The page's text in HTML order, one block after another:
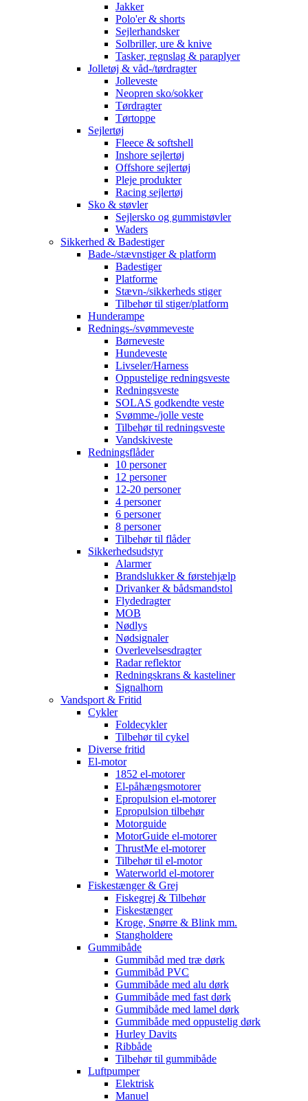
Jakker
Polo'er & shorts
Sejlerhandsker
Solbriller, ure & knive
Tasker, regnslag & paraplyer
Jolletøj & våd-/tørdragter
Jolleveste
Neopren sko/sokker
Tørdragter
Tørtoppe
Sejlertøj
Fleece & softshell
Inshore sejlertøj
Offshore sejlertøj
Pleje produkter
Racing sejlertøj
Sko & støvler
Sejlersko og gummistøvler
Waders
Sikkerhed & Badestiger
Bade-/stævnstiger & platform
Badestiger
Platforme
Stævn-/sikkerheds stiger
Tilbehør til stiger/platform
Hunderampe
Rednings-/svømmeveste
Børneveste
Hundeveste
Livseler/Harness
Oppustelige redningsveste
Redningsveste
SOLAS godkendte veste
Svømme-/jolle veste
Tilbehør til redningsveste
Vandskiveste
Redningsflåder
10 personer
12 personer
12-20 personer
4 personer
6 personer
8 personer
Tilbehør til flåder
Sikkerhedsudstyr
Alarmer
Brandslukker & førstehjælp
Drivanker & bådsmandstol
Flydedragter
MOB
Nødlys
Nødsignaler
Overlevelsesdragter
Radar reflektor
Redningskrans & kasteliner
Signalhorn
Vandsport & Fritid
Cykler
Foldecykler
Tilbehør til cykel
Diverse fritid
El-motor
1852 el-motorer
El-påhængsmotorer
Epropulsion el-motorer
Epropulsion tilbehør
Motorguide
MotorGuide el-motorer
ThrustMe el-motorer
Tilbehør til el-motor
Waterworld el-motorer
Fiskestænger & Grej
Fiskegrej & Tilbehør
Fiskestænger
Kroge, Snørre & Blink mm.
Stangholdere
Gummibåde
Gummibåd med træ dørk
Gummibåd PVC
Gummibåde med alu dørk
Gummibåde med fast dørk
Gummibåde med lamel dørk
Gummibåde med oppustelig dørk
Hurley Davits
Ribbåde
Tilbehør til gummibåde
Luftpumper
Elektrisk
Manuel